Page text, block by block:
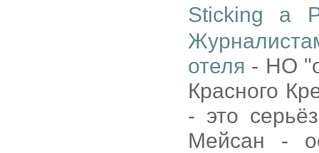
Sticking a
отеля - НО
Красного
- это
Мейсан -